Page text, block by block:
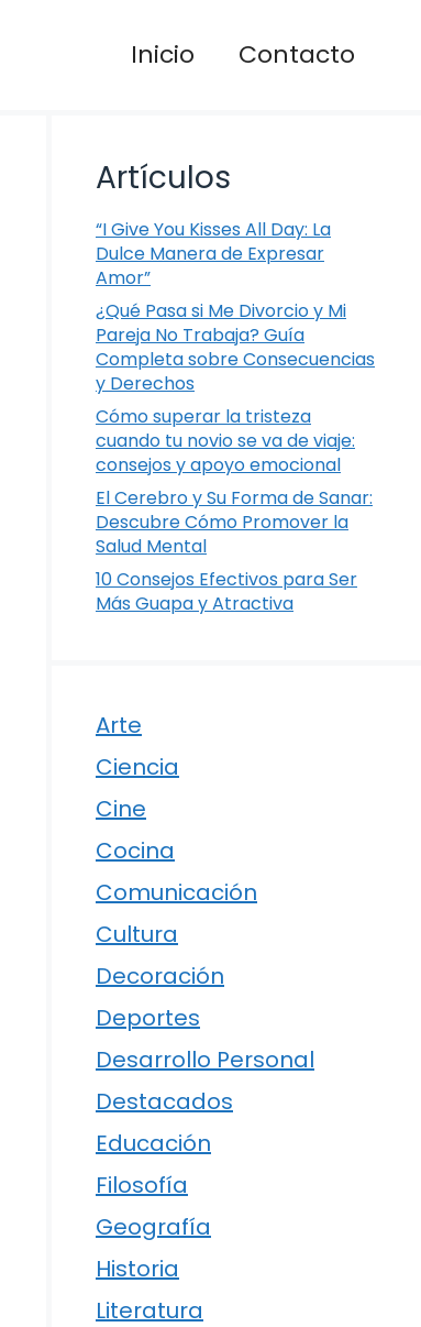
Inicio Contacto
Artículos
“I Give You Kisses All Day: La
Dulce Manera de Expresar
Amor”
¿Qué Pasa si Me Divorcio y Mi
Pareja No Trabaja? Guía
Completa sobre Consecuencias
y Derechos
Cómo superar la tristeza
cuando tu novio se va de viaje:
consejos y apoyo emocional
El Cerebro y Su Forma de Sanar:
Descubre Cómo Promover la
Salud Mental
10 Consejos Efectivos para Ser
Más Guapa y Atractiva
Arte
Ciencia
Cine
Cocina
Comunicación
Cultura
Decoración
Deportes
Desarrollo Personal
Destacados
Educación
Filosofía
Geografía
Historia
Literatura